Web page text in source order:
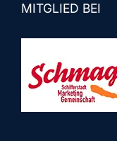
MITGLIED BEI